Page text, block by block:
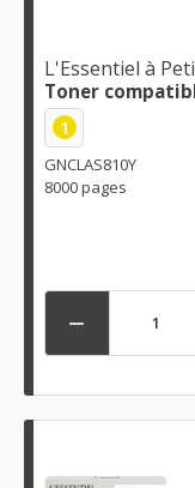
L'Essentiel à
Toner
1
GNCLAS810Y
8000 pages
